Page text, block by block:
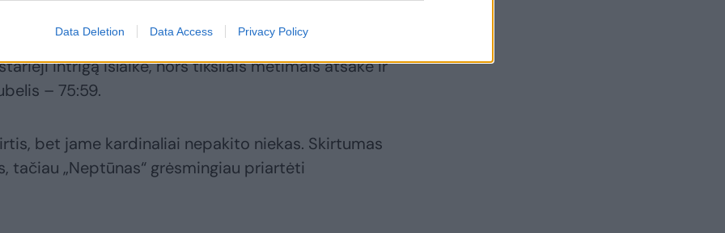
Data Deletion Data Access Privacy Policy
nepaisant Žygimanto Janavičiaus ir
intrigą išlaikė, nors tiksliais metimais atsakė ir
– 75:59.
bet jame kardinaliai nepakito niekas. Skirtumas
tačiau „Neptūnas“ grėsmingiau priartėti